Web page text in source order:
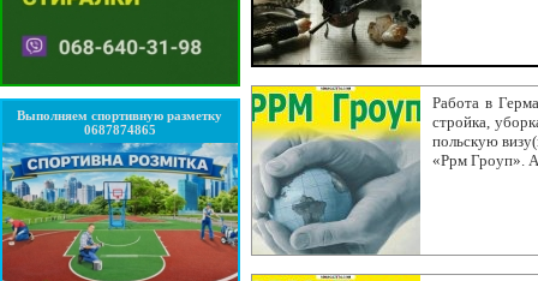
Выполняем спортивную разметку
0687874865
Работа в
стройка,
польскую
«Ррм Гроуп».